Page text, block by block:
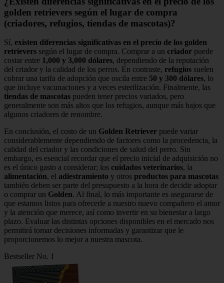
golden retrievers según el lugar de compra
(criadores, refugios, tiendas de mascotas)?
Sí, existen diferencias significativas en el precio de los golden
retrievers según el lugar de compra. Comprar a un criador puede
costar entre 1,000 y 3,000 dólares, dependiendo de la reputación
del criador y la calidad de los perros. En contraste, refugios suelen
cobrar una tarifa de adopción que oscila entre 50 y 300 dólares, lo
que incluye vacunaciones y a veces esterilización. Finalmente, las
tiendas de mascotas pueden tener precios variados, pero
generalmente son más altos que los refugios, aunque más bajos que
algunos criadores de renombre.
En conclusión, el costo de un Golden Retriever puede variar
considerablemente dependiendo de factores como la procedencia, la
calidad del criador y las condiciones de salud del perro. Sin
embargo, es esencial recordar que el precio inicial de adquisición no
es el único gasto a considerar; los cuidados veterinarios, la
alimentación, el adiestramiento y otros productos para mascotas
también deben ser parte del presupuesto a la hora de decidir adoptar
o comprar un Golden. Al final, lo más importante es asegurarse de
que estamos listos para ofrecerle a nuestro nuevo compañero el amor
y la atención que merece, así como invertir en su bienestar a largo
plazo. Evaluar las distintas opciones disponibles en el mercado nos
permitirá tomar decisiones informadas y garantizar que le
proporcionemos lo mejor a nuestra mascota.
Bestseller No. 1